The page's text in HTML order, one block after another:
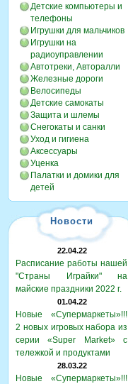
Детские компьютеры и
телефоны
Игрушки для мальчиков
Игрушки на
радиоуправлении
Автотреки, Авторалли
Железные дороги
Велосипеды
Детские самокаты
Защита и шлемы
Снегокаты и санки
Уход и гигиена
Аксессуары
Уценка
Палатки и домики для
детей
Новости
22.04.22
Расписание работы нашей
"Страны Играйки" на
майские праздники 2022 г.
01.04.22
Новые «Супермаркеты»!!!
2 новых игровых набора из
серии «Super Market» с
тележкой и продуктами
28.03.22
Новые «Супермаркеты»!!!